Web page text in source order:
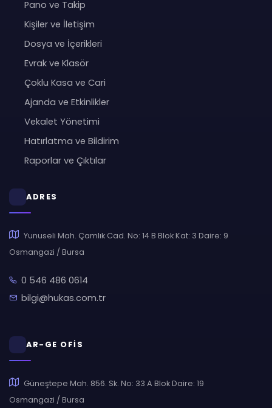
Pano ve Takip
Kişiler ve İletişim
Dosya ve İçerikleri
Evrak ve Klasör
Çoklu Kasa ve Cari
Ajanda ve Etkinlikler
Vekalet Yönetimi
Hatırlatma ve Bildirim
Raporlar ve Çıktılar
ADRES
Yunuseli Mah. Çamlık Cad. No: 14 B Blok Kat: 3 Daire: 9
Osmangazi / Bursa
0 546 486 0614
bilgi@hukas.com.tr
AR-GE OFİS
Güneştepe Mah. 856. Sk. No: 33 A Blok Daire: 19
Osmangazi / Bursa